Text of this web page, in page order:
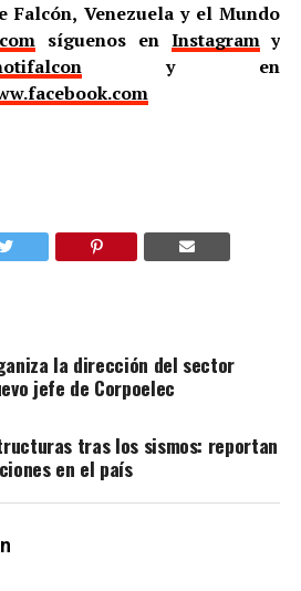
Falcón, Venezuela y el Mundo
síguenos en Instagramy
y en
la dirección del sector
jefe de Corpoelec
tras los sismos: reportan
en el país